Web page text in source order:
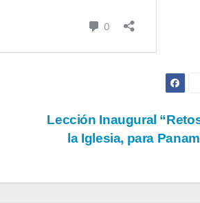
Lección Inaugural
la Iglesia, para